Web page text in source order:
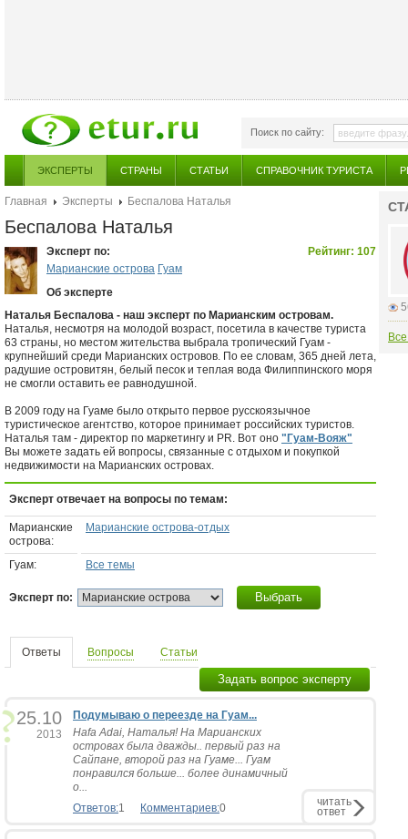
Поиск по сайту:
ЭКСПЕРТЫ СТРАНЫ СТАТЬИ СПРАВОЧНИК ТУРИСТА
Главная Эксперты Беспалова Наталья
Беспалова Наталья
Рейтинг: 107
Эксперт по:
Марианские острова Гуам
Об эксперте
Наталья Беспалова - наш эксперт по Марианским островам.
Наталья, несмотря на молодой возраст, посетила в качестве туриста
63 страны, но местом жительства выбрала тропический Гуам -
крупнейший среди Марианских островов. По ее словам, 365 дней лета,
радушие островитян, белый песок и теплая вода Филиппинского моря
не смогли оставить ее равнодушной.
В 2009 году на Гуаме было открыто первое русскоязычное
туристическое агентство, которое принимает российских туристов.
Наталья там - директор по маркетингу и PR. Вот оно "Гуам-Вояж"
Вы можете задать ей вопросы, связанные с отдыхом и покупкой
недвижимости на Марианских островах.
Эксперт отвечает на вопросы по темам:
Марианские
острова:
Марианские острова-отдых
Гуам: Все темы
Эксперт по: Выбрать
Ответы Вопросы Статьи
Задать вопрос эксперту
25.10
2013
Подумываю о переезде на Гуам...
Hafa Adai, Наталья! На Марианских
островах была дважды.. первый раз на
Сайпане, второй раз на Гуаме... Гуам
понравился больше... более динамичный
о...
Ответов:1 Комментариев:0 читать
ответ